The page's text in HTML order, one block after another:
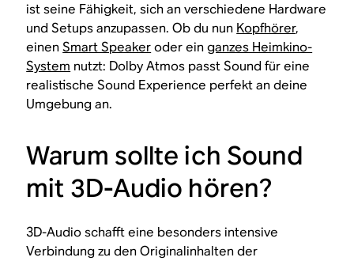
ist seine Fähigkeit, sich an verschiedene Hardware
und Setups anzupassen. Ob du nun Kopfhörer,
einenSmart Speakeroder einganzes Heimkino-
System nutzt: Dolby Atmos passt Sound für eine
realistische Sound Experience perfekt an deine
Umgebung an.
Warum sollte ich Sound
mit 3D-Audio hören?
3D-Audio schafft eine besonders intensive
Verbindung zu den Originalinhalten der